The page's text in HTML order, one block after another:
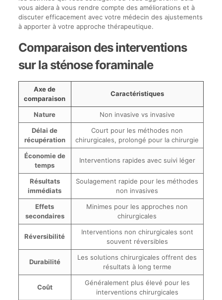
vous aidera à vous rendre compte des améliorations et à
discuter efficacement avec votre médecin des ajustements
à apporter à votre approche thérapeutique.
Comparaison des interventions
sur la sténose foraminale
Axe de
comparaison
Caractéristiques
Nature
Non invasive vs invasive
Délai de
récupération
Court pour les méthodes non
chirurgicales, prolongé pour la chirurgie
Économie de
temps
Interventions rapides avec suivi léger
Résultats
immédiats
Soulagement rapide pour les méthodes
non invasives
Effets
secondaires
Minimes pour les approches non
chirurgicales
Réversibilité
Interventions non chirurgicales sont
souvent réversibles
Durabilité
Les solutions chirurgicales offrent des
résultats à long terme
Coût
Généralement plus élevé pour les
interventions chirurgicales